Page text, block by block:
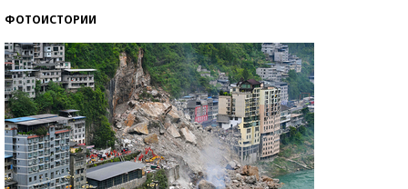
ФОТОИСТОРИИ